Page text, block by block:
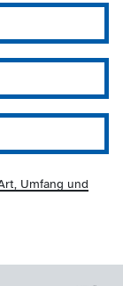
Umfang und